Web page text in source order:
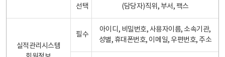
선택 (담당자)직위, 부서, 팩스
실적관리시스템
필수
아이디, 비밀번호, 사용자이름, 소속기관,
성별, 휴대폰번호, 이메일, 우편번호, 주소